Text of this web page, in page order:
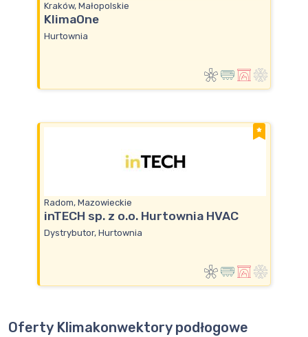
Kraków, Małopolskie
KlimaOne
Hurtownia
Radom, Mazowieckie
inTECH sp. z o.o. Hurtownia HVAC
Dystrybutor, Hurtownia
Oferty Klimakonwektory podłogowe